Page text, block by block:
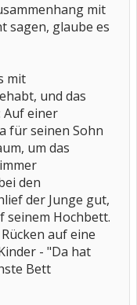
mit
sagen, glaube es
mit
und das
Auf einer
für seinen Sohn
um das
den
der Junge gut,
Hochbett.
auf eine
- "Da hat
Bett